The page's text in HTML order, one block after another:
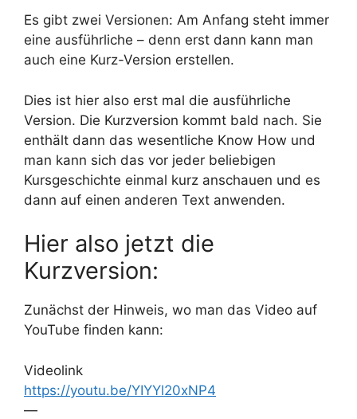
Es gibt zwei Versionen: Am Anfang steht immer
eine ausführliche – denn erst dann kann man
auch eine Kurz-Version erstellen.
Dies ist hier also erst mal die ausführliche
Version. Die Kurzversion kommt bald nach. Sie
enthält dann das wesentliche Know How und
man kann sich das vor jeder beliebigen
Kursgeschichte einmal kurz anschauen und es
dann auf einen anderen Text anwenden.
Hier also jetzt die
Kurzversion:
Zunächst der Hinweis, wo man das Video auf
YouTube finden kann:
Videolink
https://youtu.be/YIYYl20xNP4
—